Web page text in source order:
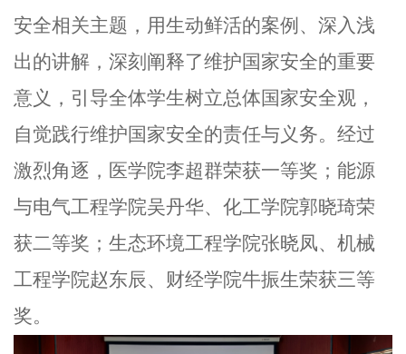
安全相关主题，用生动鲜活的案例、深入浅
出的讲解，深刻阐释了维护国家安全的重要
意义，引导全体学生树立总体国家安全观，
自觉践行维护国家安全的责任与义务。经过
激烈角逐，医学院李超群荣获一等奖；能源
与电气工程学院吴丹华、化工学院郭晓琦荣
获二等奖；生态环境工程学院张晓凤、机械
工程学院赵东辰、财经学院牛振生荣获三等
奖。